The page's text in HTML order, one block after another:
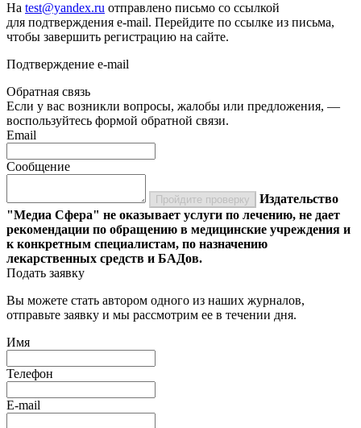
На test@yandex.ru отправлено письмо со ссылкой
для подтверждения e-mail. Перейдите по ссылке из письма,
чтобы завершить регистрацию на сайте.
Подтверждение e-mail
Обратная связь
Если у вас возникли вопросы, жалобы или предложения, —
воспользуйтесь формой обратной связи.
Email
Сообщение
Пройдите проверку
Издательство
"Медиа Сфера" не оказывает услуги по лечению, не дает
рекомендации по обращению в медицинские учреждения и
к конкретным специалистам, по назначению
лекарственных средств и БАДов.
Подать заявку
Вы можете стать автором одного из наших журналов,
отправьте заявку и мы рассмотрим ее в течении дня.
Имя
Телефон
E-mail